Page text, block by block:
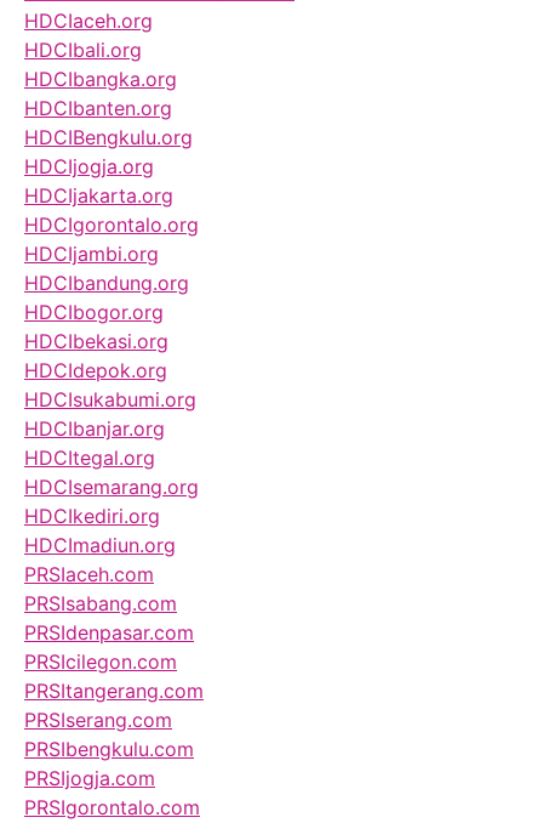
HDCIaceh.org
HDCIbali.org
HDCIbangka.org
HDCIbanten.org
HDCIBengkulu.org
HDCIjogja.org
HDCIjakarta.org
HDCIgorontalo.org
HDCIjambi.org
HDCIbandung.org
HDCIbogor.org
HDCIbekasi.org
HDCIdepok.org
HDCIsukabumi.org
HDCIbanjar.org
HDCItegal.org
HDCIsemarang.org
HDCIkediri.org
HDCImadiun.org
PRSIaceh.com
PRSIsabang.com
PRSIdenpasar.com
PRSIcilegon.com
PRSItangerang.com
PRSIserang.com
PRSIbengkulu.com
PRSIjogja.com
PRSIgorontalo.com